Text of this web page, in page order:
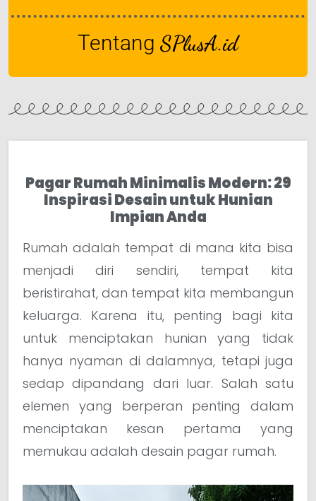
Tentang SPlusA.id
Pagar Rumah Minimalis Modern: 29
Inspirasi Desain untuk Hunian
Impian Anda
Rumah adalah tempat di mana kita bisa
menjadi diri sendiri, tempat kita
beristirahat, dan tempat kita membangun
keluarga. Karena itu, penting bagi kita
untuk menciptakan hunian yang tidak
hanya nyaman di dalamnya, tetapi juga
sedap dipandang dari luar. Salah satu
elemen yang berperan penting dalam
menciptakan kesan pertama yang
memukau adalah desain pagar rumah.